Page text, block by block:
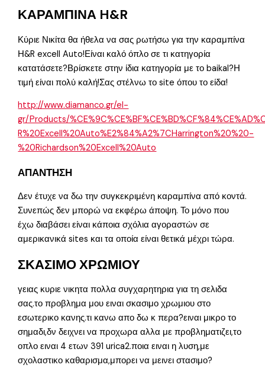
ΚΑΡΑΜΠΙΝΑ H&R
Κύριε Νικίτα θα ήθελα να σας ρωτήσω για την καραμπίνα
Η&R excell Auto!Είναι καλό όπλο σε τι κατηγορία
κατατάσετε?Βρίσκετε στην ίδια κατηγορία με το baikal?Η
τιμή είναι πολύ καλή!Σας στέλνω το site όπου το είδα!
http://www.diamanco.gr/el-
gr/Products/
R%20Excell%20Auto%E2%84%A2%7CHarrington%20%20-
%20Richardson%20Excell%20Auto
ΑΠΑΝΤΗΣΗ
Δεν έτυχε να δω την συγκεκριμένη καραμπίνα από κοντά.
Συνεπώς δεν μπορώ να εκφέρω άποψη. Το μόνο που
έχω διαβάσει είναι κάποια σχόλια αγοραστών σε
αμερικανικά sites και τα οποία είναι θετικά μέχρι τώρα.
ΣΚΑΣΙΜΟ ΧΡΩΜΙΟΥ
γειας κυριε νικητα πολλα συγχαρητηρια για τη σελιδα
σας.το προβλημα μου ειναι σκασιμο χρωμιου στο
εσωτερικο κανης.τι κανω απο δω κ περα?ειναι μικρο το
σημαδι,δν δειχνει να προχωρα αλλα με προβληματιζει,το
οπλο ειναι 4 ετων 391 urica2.ποια ειναι η λυση,με
σχολαστικο καθαρισμα,μπορει να μεινει στασιμο?